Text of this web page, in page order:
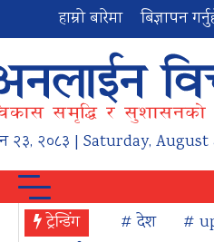
हाम्रो बारेमा बिज्ञापन
२३, २०८३ | Saturday, August
ट्रेन्डिंग # देश #